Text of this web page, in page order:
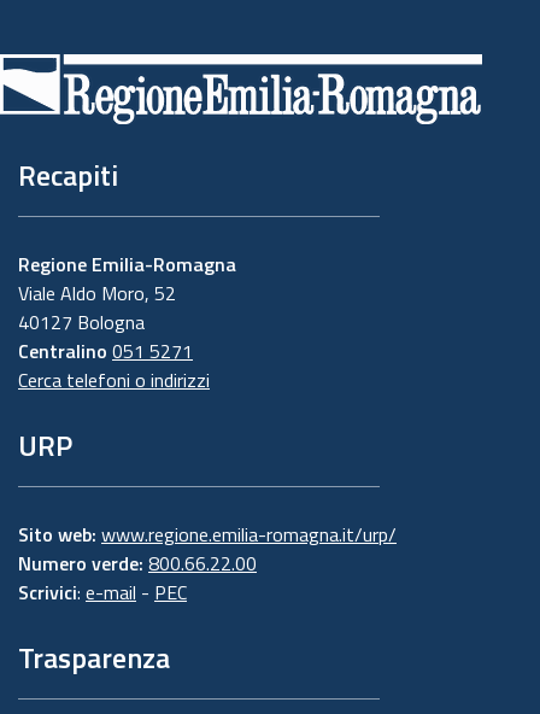
di
pagina
Recapiti
Regione Emilia-Romagna
Viale Aldo Moro, 52
40127 Bologna
Centralino 051 5271
Cerca telefoni o indirizzi
URP
Sito web: www.regione.emilia-romagna.it/urp/
Numero verde: 800.66.22.00
Scrivici: e-mail - PEC
Trasparenza